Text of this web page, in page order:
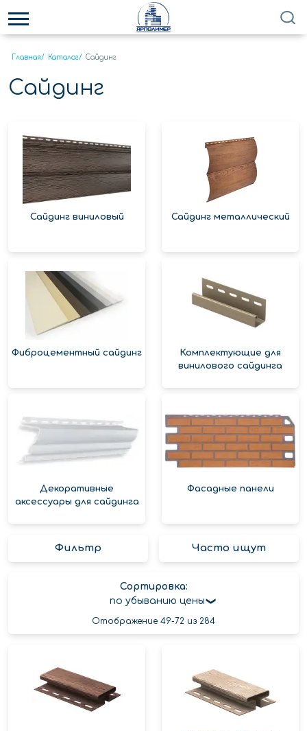
Главная/ Каталог/ Сайдинг
Сайдинг
Сайдинг виниловый Сайдинг металлический
Фиброцементный сайдинг
Комплектующие для
винилового сайдинга
Декоративные
аксессуары для сайдинга
Фасадные панели
Фильтр Часто ищут
Сортировка:
по убыванию цены
Отображение 49-72 из 284